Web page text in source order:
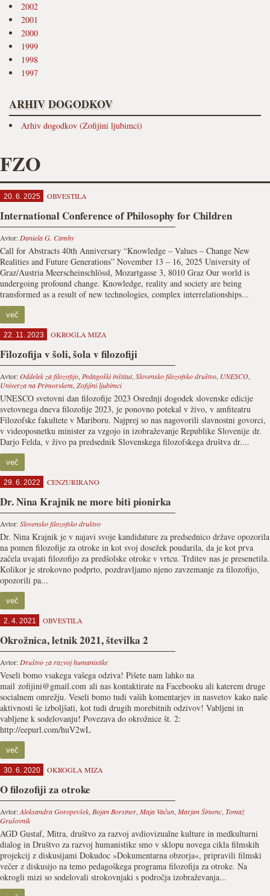
2002
2001
2000
1999
1998
1997
ARHIV DOGODKOV
Arhiv dogodkov (Zofijini ljubimci)
FZO
20. 6. 2025 OBVESTILA
International Conference of Philosophy for Children
Avtor: Daniela G. Camhy
Call for Abstracts 40th Anniversary “Knowledge – Values – Change New
Realities and Future Generations” November 13 – 16, 2025 University of
Graz/Austria Meerscheinschlössl, Mozartgasse 3, 8010 Graz Our world is
undergoing profound change. Knowledge, reality and society are being
transformed as a result of new technologies, complex interrelationships...
več
22. 11. 2023 OKROGLA MIZA
Filozofija v šoli, šola v filozofiji
Avtor:Oddelek za filozofijo, Pedagoški inštitut, Slovensko filozofsko društvo, UNESCO,
Univerza na Primorskem, Zofijini ljubimci
UNESCO svetovni dan filozofije 2023 Osrednji dogodek slovenske edicije
svetovnega dneva filozofije 2023, je ponovno potekal v živo, v amfiteatru
Filozofske fakultete v Mariboru. Najprej so nas nagovorili slavnostni govorci,
v videoposnetku minister za vzgojo in izobraževanje Republike Slovenije dr.
Darjo Felda, v živo pa predsednik Slovenskega filozofskega društva dr....
več
29. 6. 2022 CENZURIRANO
Dr. Nina Krajnik ne more biti pionirka
Avtor:Slovensko filozofsko društvo
Dr. Nina Krajnik je v najavi svoje kandidature za predsednico države opozorila
na pomen filozofije za otroke in kot svoj dosežek poudarila, da je kot prva
začela uvajati filozofijo za predšolske otroke v vrtcu. Trditev nas je presenetila.
Kolikor je strokovno podprto, pozdravljamo njeno zavzemanje za filozofijo,
opozorili pa...
več
2. 4. 2021 OBVESTILA
Okrožnica, letnik 2021, številka 2
Avtor: Društvo za razvoj humanistike
Veseli bomo vsakega vašega odziva! Pišete nam lahko na
mail zofijini@gmail.com ali nas kontaktirate na Facebooku ali katerem druge
socialnem omrežju. Veseli bomo tudi vaših komentarjev in nasvetov kako naše
aktivnosti še izboljšati, kot tudi drugih morebitnih odzivov! Vabljeni in
vabljene k sodelovanju! Povezava do okrožnice št. 2:
http://eepurl.com/huV2wL
več
30. 6. 2020 OKROGLA MIZA
O filozofiji za otroke
Avtor:Aleksandra Goropevšek, Bojan Borstner, Maja Vačun, Marjan Šimenc, Tomaž
Grušovnik
AGD Gustaf, Mitra, društvo za razvoj avdiovizualne kulture in medkulturni
dialog in Društvo za razvoj humanistike smo v sklopu novega cikla filmskih
projekcij z diskusijami Dokudoc »Dokumentarna obzorja«, pripravili filmski
večer z diskusijo na temo pedagoškega programa filozofija za otroke. Na
okrogli mizi so sodelovali strokovnjaki s področja izobraževanja...